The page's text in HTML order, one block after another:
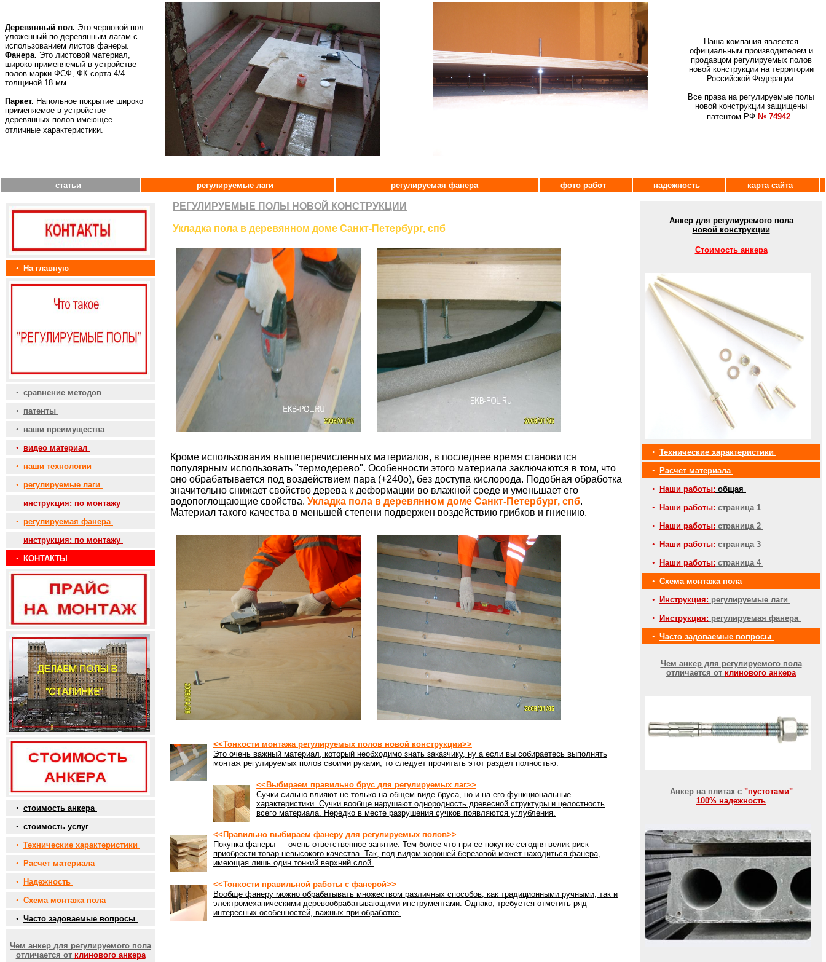
Деревянный пол. Это черновой пол
уложенный по деревянным лагам с
использованием листов фанеры.
Фанера. Это листовой материал,
широко применяемый в устройстве
полов марки ФСФ, ФК сорта 4/4
толщиной 18 мм.
Паркет. Напольное покрытие широко
применяемое в устройстве
деревянных полов имеющее
отличные характеристики.
Наша компания является
официальным производителем и
продавцом регулируемых полов
новой конструкции на территории
Российской Федерации.
Все права на регулируемые полы
новой конструкции защищены
патентом РФ № 74942
статьи регулируемые лаги регулируемая фанера фото работ надежность карта сайта
• На главную
• сравнение методов
• патенты
• наши преимущества
• видео материал
• наши технологии
• регулируемые лаги
инструкция: по монтажу
• регулируемая фанера
инструкция: по монтажу
•
КОНТАКТЫ
• стоимость анкера
• стоимость услуг
• Технические характеристики
•
Расчет материала
•
Надежность
• Схема монтажа пола
• Часто задоваемые вопросы
Чем анкер для регулируемого пола
отличается от клинового анкера
РЕГУЛИРУЕМЫЕ ПОЛЫ НОВОЙ КОНСТРУКЦИИ
Укладка пола в деревянном доме Санкт-Петербург, спб
Кроме использования вышеперечисленных материалов, в последнее время становится
популярным использовать "термодерево". Особенности этого материала заключаются в том, что
оно обрабатывается под воздействием пара (+240о), без доступа кислорода. Подобная обработка
значительно снижает свойство дерева к деформации во влажной среде и уменьшает его
водопоглощающие свойства. Укладка пола в деревянном доме Санкт-Петербург, спб.
Материал такого качества в меньшей степени подвержен воздействию грибков и гниению.
<<Тонкости монтажа регулируемых полов новой конструкции>>
Это очень важный материал, который необходимо знать заказчику, ну а если вы собираетесь выполнять
монтаж регулируемых полов своими руками, то следует прочитать этот раздел полностью.
<<Выбираем правильно брус для регулируемых лаг>>
Сучки сильно влияют не только на общем виде бруса, но и на его функциональные
характеристики. Сучки вообще нарушают однородность древесной структуры и целостность
всего материала. Нередко в месте разрушения сучков появляются углубления.
<<Правильно выбираем фанеру для регулируемых полов>>
Покупка фанеры — очень ответственное занятие. Тем более что при ее покупке сегодня велик риск
приобрести товар невысокого качества. Так, под видом хорошей березовой может находиться фанера,
имеющая лишь один тонкий верхний слой.
<<Тонкости правильной работы с фанерой>>
Вообще фанеру можно обрабатывать множеством различных способов, как традиционными ручными, так и
электромеханическими деревообрабатывающими инструментами. Однако, требуется отметить ряд
интересных особенностей, важных при обработке.
Анкер для регулиуремого пола
новой конструкции
Стоимость анкера
• Технические характеристики
•
Расчет материала
•
Наши работы: общая
•
Наши работы: страница 1
•
Наши работы: страница 2
•
Наши работы: страница 3
•
Наши работы: страница 4
• Схема монтажа пола
•
Инструкция: регулируемые лаги
•
Инструкция: регулируемая фанера
• Часто задоваемые вопросы
Чем анкер для регулируемого пола
отличается от клинового анкера
Анкер на плитах с "пустотами"
100% надежность